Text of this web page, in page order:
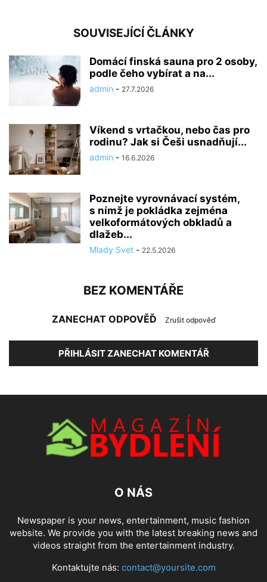
SOUVISEJÍCÍ ČLÁNKY
Domácí finská sauna pro 2 osoby,
podle čeho vybírat a na...
admin - 27.7.2026
Víkend s vrtačkou, nebo čas pro
rodinu? Jak si Češi usnadňují...
admin - 16.6.2026
Poznejte vyrovnávací systém,
s nímž je pokládka zejména
velkoformátových obkladů a
dlažeb...
Mlady Svet - 22.5.2026
BEZ KOMENTÁŘE
ZANECHAT ODPOVĚĎ Zrušit odpověď
PŘIHLÁSIT ZANECHAT KOMENTÁŘ
O NÁS
Newspaper is your news, entertainment, music fashion
website. We provide you with the latest breaking news and
videos straight from the entertainment industry.
Kontaktujte nás: contact@yoursite.com